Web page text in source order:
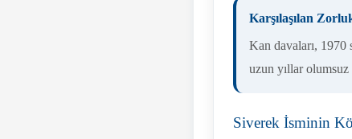
Karşılaşılan
Kan davaları, 1970
uzun yıllar
Siverek İsminin